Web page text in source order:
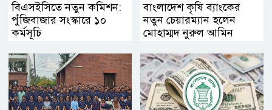
বিএসইসিতে নতুন কমিশন:
পুঁজিবাজার সংস্কারে ১০
কর্মসূচি
বাংলাদেশ কৃষি ব্যাংকের
নতুন চেয়ারম্যান হলেন
মোহাম্মদ নুরুল আমিন